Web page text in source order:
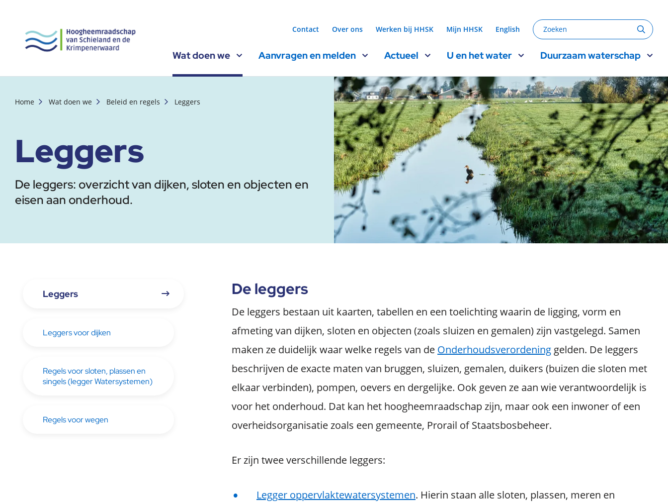
Contact Over ons Werken bij HHSK Mijn HHSK English Zoeken
Wat doen we Aanvragen en melden Actueel U en het water Duurzaam waterschap
Home Wat doen we Beleid en regels Leggers
Leggers
De leggers: overzicht van dijken, sloten en objecten en
eisen aan onderhoud.
Leggers
Leggers voor dijken
Regels voor sloten, plassen en
singels (legger Watersystemen)
Regels voor wegen
De leggers
De leggers bestaan uit kaarten, tabellen en een toelichting waarin de ligging, vorm en
afmeting van dijken, sloten en objecten (zoals sluizen en gemalen) zijn vastgelegd. Samen
maken ze duidelijk waar welke regels van de Onderhoudsverordening gelden. De leggers
beschrijven de exacte maten van bruggen, sluizen, gemalen, duikers (buizen die sloten met
elkaar verbinden), pompen, oevers en dergelijke. Ook geven ze aan wie verantwoordelijk is
voor het onderhoud. Dat kan het hoogheemraadschap zijn, maar ook een inwoner of een
overheidsorganisatie zoals een gemeente, Prorail of Staatsbosbeheer.
Er zijn twee verschillende leggers:
Legger oppervlaktewatersystemen. Hierin staan alle sloten, plassen, meren en